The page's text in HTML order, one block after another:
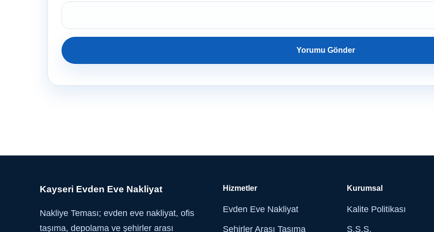
Kayseri Evden Eve Nakliyat
Nakliye Teması; evden eve nakliyat, ofis
taşıma, depolama ve şehirler arası
Hizmetler
Evden Eve Nakliyat
Şehirler Arası Taşıma
Kurumsal
Kalite Politikası
S.S.S.